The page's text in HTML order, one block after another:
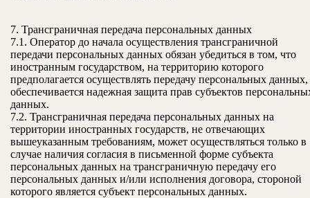
7. Трансграничная передача персональных данных
7.1. Оператор до начала осуществления трансграничной
передачи персональных данных обязан убедиться в том, что
иностранным государством, на территорию которого
предполагается осуществлять передачу персональных данных,
обеспечивается надежная защита прав субъектов
данных.
7.2. Трансграничная передача персональных данных на
территории иностранных государств, не отвечающих
вышеуказанным требованиям, может осуществляться только в
случае наличия согласия в письменной форме субъекта
персональных данных на трансграничную передачу его
персональных данных и/или исполнения договора, стороной
которого является субъект персональных данных.